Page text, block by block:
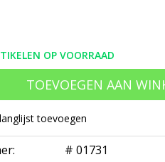
OP VOORRAAD
TOEVOEGEN AAN
toevoegen
# 01731